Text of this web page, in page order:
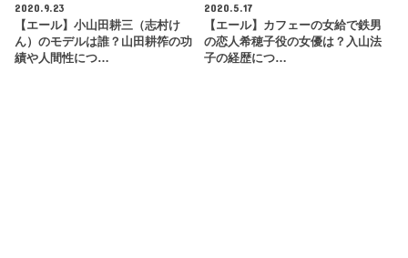
2020.9.23
【エール】小山田耕三（志村け
ん）のモデルは誰？山田耕筰の功
績や人間性につ…
2020.5.17
【エール】カフェーの女給で鉄男
の恋人希穂子役の女優は？入山法
子の経歴につ…